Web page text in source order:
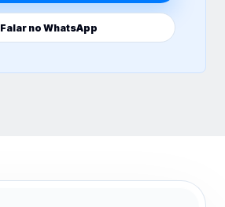
Falar no WhatsApp